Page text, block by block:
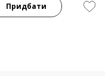
Придбати